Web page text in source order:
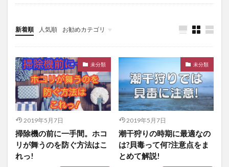
新着順 人気順 お勧めカテゴリ
未分類
未分類
2019年5月7日
掃除機の前に一手間。ホコ
リが舞うのを防ぐ方法はこ
れっ!
未分類
2019年5月7日
潮干狩りの時期に最適なの
は?貝毒って何?注意点をま
とめて解説!